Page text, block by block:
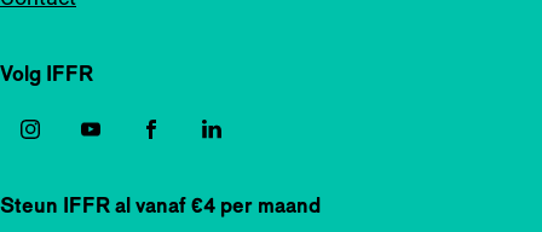
Volg IFFR
Steun IFFR al vanaf €4 per maand